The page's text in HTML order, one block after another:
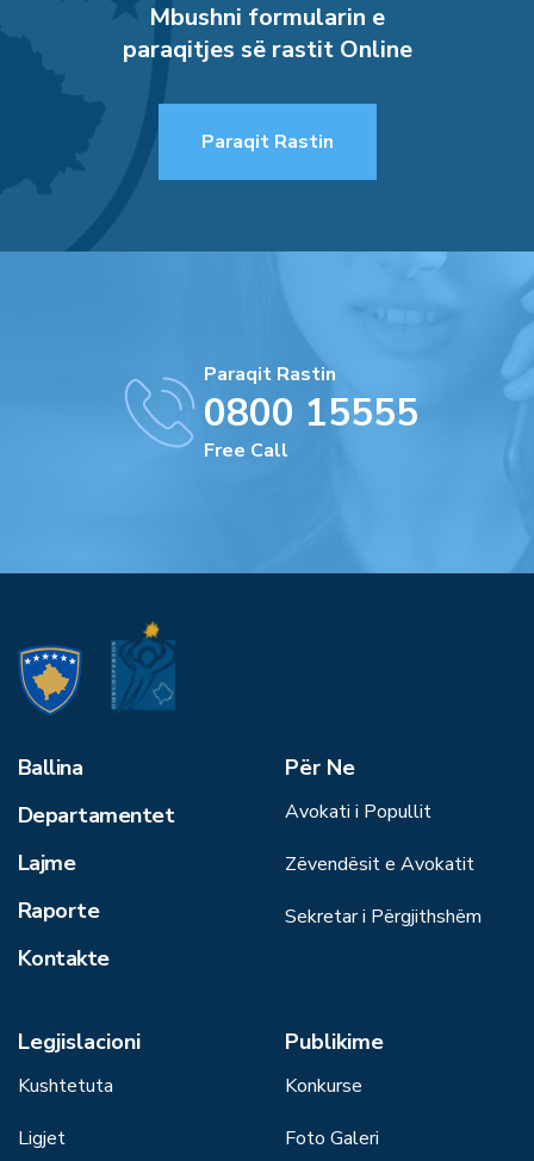
Mbushni formularin e
paraqitjes së rastit Online
Paraqit Rastin
Paraqit Rastin
0800 15555
Free Call
Ballina
Departamentet
Lajme
Raporte
Kontakte
Për Ne
Avokati i Popullit
Zëvendësit e Avokatit
Sekretar i Përgjithshëm
Legjislacioni
Kushtetuta
Ligjet
Publikime
Konkurse
Foto Galeri